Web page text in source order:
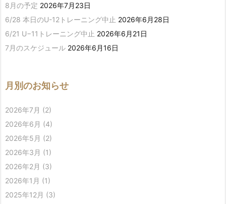
8月の予定 2026年7月23日
6/28 本日のU-12トレーニング中止 2026年6月28日
6/21 U−11トレーニング中止 2026年6月21日
7月のスケジュール 2026年6月16日
月別のお知らせ
2026年7月 (2)
2026年6月 (4)
2026年5月 (2)
2026年3月 (1)
2026年2月 (3)
2026年1月 (1)
2025年12月 (3)